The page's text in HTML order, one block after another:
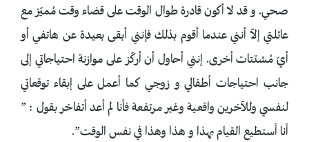
صحي. و قد لا أكون قادرة طوال الوقت على قضاء وقت مُميّز مع
عائلتي إلاّ أنني عندما أقوم بذلك فإنني أبقى بعيدة عن هاتفي أو
أيّ مُشتتات أخرى. إنني أحاول أن أركّز على موازنة احتياجاتي إلى
جانب احتياجات أطفالي و زوجي كما أعمل على إبقاء توقعاتي
لنفسي وللآخرين واقعية وغير مرتفعة فأنا لم أعد أتفاخر بقول : ”
أنا أستطيع القيام بهذا و هذا وهذا في نفس الوقت”.